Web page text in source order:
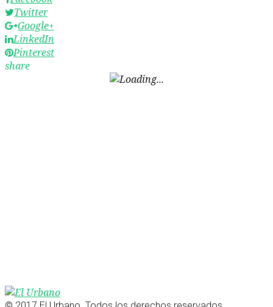
Twitter
Google+
LinkedIn
Pinterest
share